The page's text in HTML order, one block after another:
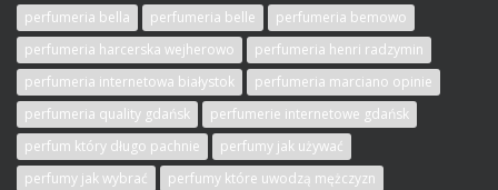
perfumeria bella
perfumeria belle
perfumeria bemowo
perfumeria harcerska wejherowo
perfumeria henri radzymin
perfumeria internetowa białystok
perfumeria marciano opinie
perfumeria quality gdańsk
perfumerie internetowe gdańsk
perfum który długo pachnie
perfumy jak używać
perfumy jak wybrać
perfumy które uwodzą mężczyzn